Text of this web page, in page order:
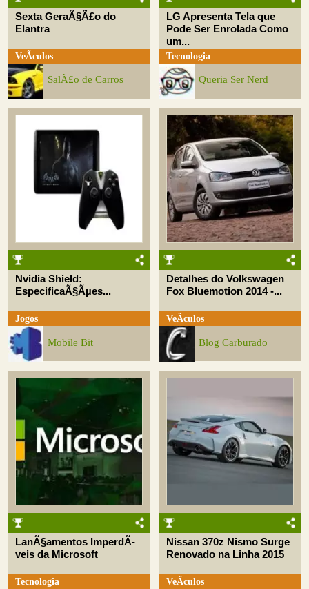
Sexta GeraÃ§Ã£o do
Elantra
VeÃ­culos
SalÃ£o de Carros
LG Apresenta Tela que
Pode Ser Enrolada Como
um...
Tecnologia
Queria Ser Nerd
Nvidia Shield:
EspecificaÃ§Ãµes...
Jogos
Mobile Bit
Detalhes do Volkswagen
Fox Bluemotion 2014 -...
VeÃ­culos
Blog Carburado
LanÃ§amentos ImperdÃ­
veis da Microsoft
Tecnologia
Nissan 370z Nismo Surge
Renovado na Linha 2015
VeÃ­culos